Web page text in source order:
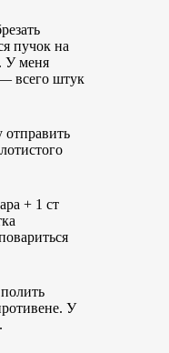
пучок на
У меня
всего штук
отправить
+ 1 ст
У